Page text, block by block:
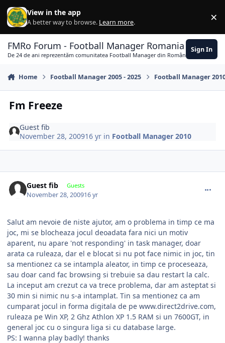
Skip to content
View in the app
A better way to browse. Learn more. ×
FMRo Forum - Football Manager Romania
De 24 de ani reprezentăm comunitatea Football Manager din România
Sign In
Home Football Manager 2005 - 2025 Football Manager
Fm Freeze
Guest fib
November 28, 200916 yr in Football Manager 2010
Guest fib Guests
November 28, 200916 yr
Salut am nevoie de niste ajutor, am o problema in timp ce ma
joc, mi se blocheaza jocul deoadata fara nici un motiv
aparent, nu apare 'not responding' in task manager, doar
arata ca ruleaza, dar el e blocat si nu pot face nimic in joc, tin
sa mentionez ca se intampla aleator, in timp ce proceseaza,
sau doar cand fac browsing si trebuie sa dau restart la calc.
La inceput am crezut ca va trece problema, dar am asteptat si
30 min si nimic nu s-a intamplat. Tin sa mentionez ca am
cumparat jocul in forma digitala de pe www.direct2drive.com,
ruleaza pe Win XP, 2 Ghz Athlon XP 1.5 RAM si un 7600GT, in
general joc cu o singura liga si cu database large.
PS: I wanna play badly! thanks